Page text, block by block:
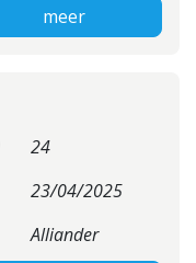
meer
24
23/04/2025
Alliander